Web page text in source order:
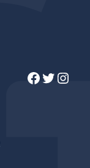
Facebook Twitter Instagram